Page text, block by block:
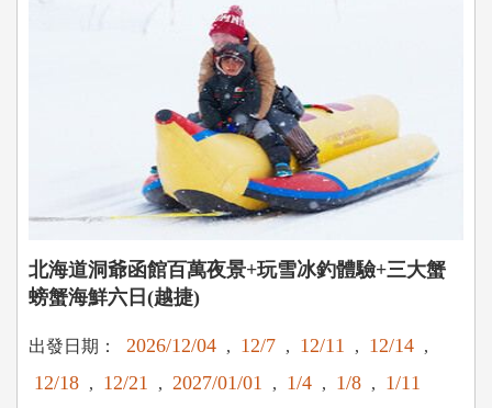
北海道洞爺函館百萬夜景+玩雪冰釣體驗+三大蟹
螃蟹海鮮六日(越捷)
出發日期： 2026/12/04 , 12/7 , 12/11 , 12/14 ,
12/18 , 12/21 , 2027/01/01 , 1/4 , 1/8 ,
1/11